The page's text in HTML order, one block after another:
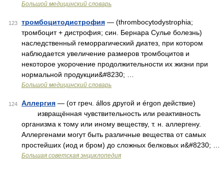
Большой медицинский словарь
123 тромбоцитодистрофия — (thrombocytodystrophia;
тромбоцит + дистрофия; син. Бернара Сулье болезнь)
наследственный геморрагический диатез, при котором
наблюдается увеличение размеров тромбоцитов и
некоторое укорочение продолжительности их жизни при
нормальной продукции&#8230; …
Большой медицинский словарь
124 Аллергия — (от греч. állos другой и érgon действие)
извращённая чувствительность или реактивность
организма к тому или иному веществу, т. н. аллергену.
Аллергенами могут быть различные вещества от самых
простейших (иод и бром) до сложных белковых и&#8230; …
Большая советская энциклопедия